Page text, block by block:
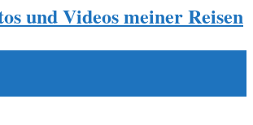
und Videos meiner Reisen